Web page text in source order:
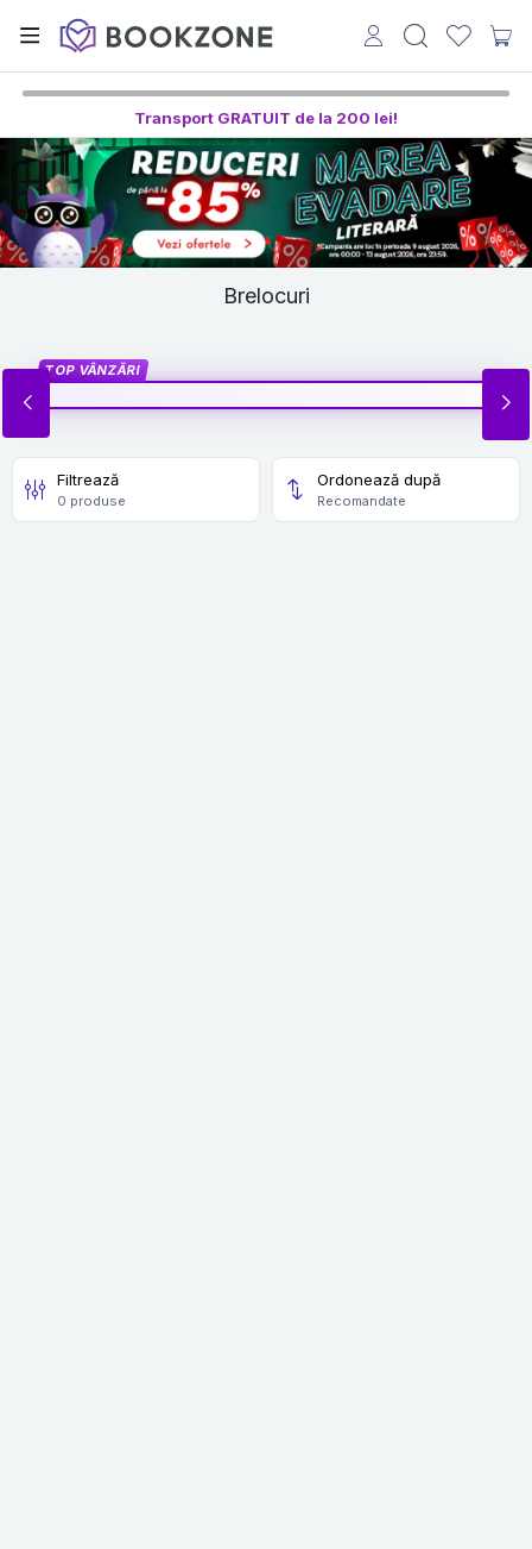
Transport GRATUIT de la 200 lei!
Brelocuri
TOP VÂNZĂRI
Filtrează
0 produse
Ordonează după
Recomandate